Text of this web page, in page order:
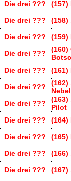
Die drei ??? (157)
Die drei ??? (158)
Die drei ??? (159)
Die drei ???
(160)
Die drei ??? (161)
Die drei ???
(162)
Nebel
Die drei ???
(163)
Pilot
Die drei ??? (164)
Die drei ??? (165)
Die drei ??? (166)
Die drei ??? (167)